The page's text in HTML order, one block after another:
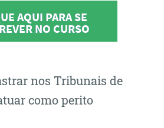
AQUI PARA SE
NO CURSO
nos Tribunais de
como perito